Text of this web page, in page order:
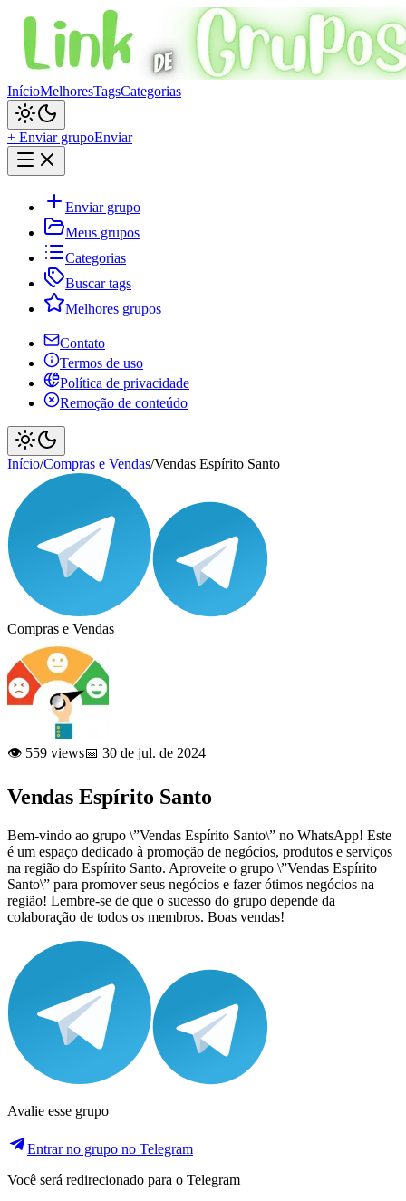
InícioMelhoresTagsCategorias
+ Enviar grupoEnviar
Enviar grupo
Meus grupos
Categorias
Buscar tags
Melhores grupos
Contato
Termos de uso
Política de privacidade
Remoção de conteúdo
Início/Compras e Vendas/Vendas Espírito Santo
Compras e Vendas
👁️ 559 views📅 30 de jul. de 2024
Vendas Espírito Santo
Bem-vindo ao grupo \”Vendas Espírito Santo\” no WhatsApp! Este
é um espaço dedicado à promoção de negócios, produtos e serviços
na região do Espírito Santo. Aproveite o grupo \”Vendas Espírito
Santo\” para promover seus negócios e fazer ótimos negócios na
região! Lembre-se de que o sucesso do grupo depende da
colaboração de todos os membros. Boas vendas!
Avalie esse grupo
Entrar no grupo no Telegram
Você será redirecionado para o Telegram